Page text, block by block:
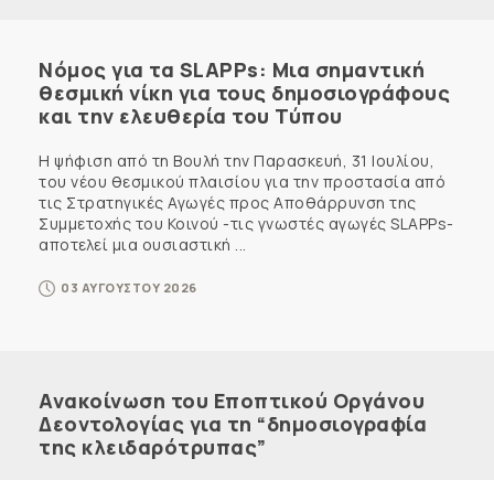
Νόμος για τα SLAPPs: Μια σημαντική
θεσμική νίκη για τους δημοσιογράφους
και την ελευθερία του Τύπου
Η ψήφιση από τη Βουλή την Παρασκευή, 31 Ιουλίου,
του νέου θεσμικού πλαισίου για την προστασία από
τις Στρατηγικές Αγωγές προς Αποθάρρυνση της
Συμμετοχής του Κοινού -τις γνωστές αγωγές SLAPPs-
αποτελεί μια ουσιαστική ...
03 ΑΥΓΟΥΣΤΟΥ 2026
Ανακοίνωση του Εποπτικού Οργάνου
Δεοντολογίας για τη “δημοσιογραφία
της κλειδαρότρυπας”